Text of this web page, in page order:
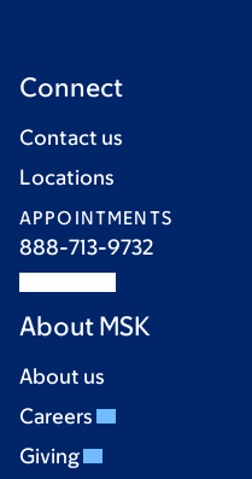
Connect
Contact us
Locations
APPOINTMENTS
888-713-9732
About MSK
About us
Careers
Giving